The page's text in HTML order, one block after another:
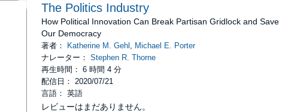
The Politics Industry
How Political Innovation Can Break Partisan Gridlock and Save
Our Democracy
著者： Katherine M. Gehl
Michael E. Porter
ナレーター： Stephen R. Thorne
再生時間： 6 時間 4 分
配信日： 2020/07/21
言語： 英語
レビューはまだありません。